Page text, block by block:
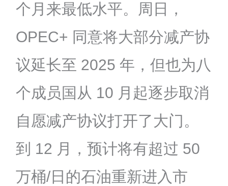
个月来最低水平。周日，
OPEC+ 同意将大部分减产协
议延长至 2025 年，但也为八
个成员国从 10 月起逐步取消
自愿减产协议打开了大门。
到 12 月，预计将有超过 50
万桶/日的石油重新进入市